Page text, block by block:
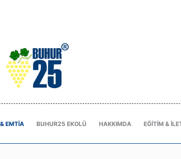
EMTIA BUHUR25 EKOLÜ HAKKIMDA EĞITIM &